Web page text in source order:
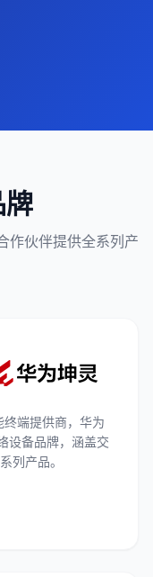
牌
作伙伴提供全系列产
端提供商，华为
设备品牌，涵盖交
列产品。